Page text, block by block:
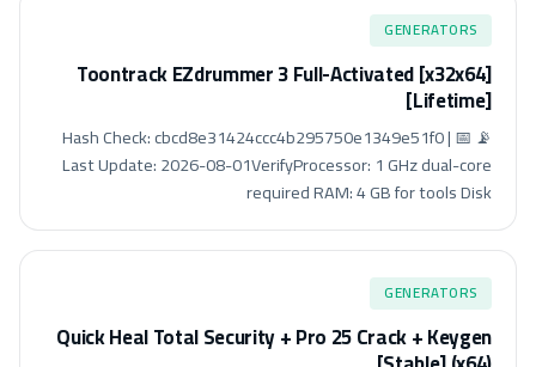
GENERATORS
Toontrack EZdrummer 3 Full-Activated [x32x64]
[Lifetime]
📡 Hash Check: cbcd8e31424ccc4b295750e1349e51f0 | 📅
Last Update: 2026-08-01VerifyProcessor: 1 GHz dual-core
required RAM: 4 GB for tools Disk
GENERATORS
Quick Heal Total Security + Pro 25 Crack + Keygen